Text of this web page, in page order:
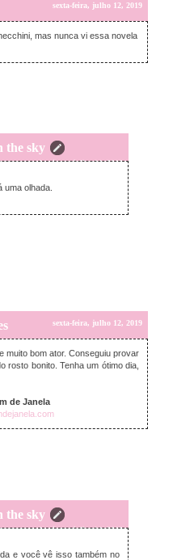
sexta-feira, julho 12, 2019
mas nunca vi essa novela
the sky
domingo, julho 14, 2019
uma olhada.
sexta-feira, julho 12, 2019
muito bom ator. Conseguiu provar
rosto bonito. Tenha um ótimo dia,
de Janela
the sky
domingo, julho 14, 2019
e você vê isso também no